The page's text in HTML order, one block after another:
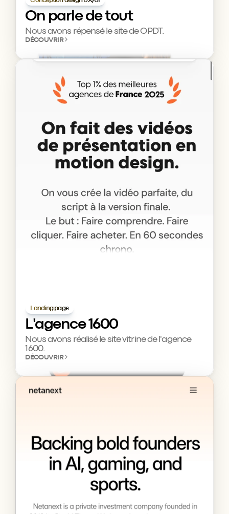
On parle de tout
Nous avons répensé le site de OPDT.
DÉCOUVRIR
L'agence 1600
Nous avons réalisé le site vitrine de l'agence
1600.
Landing page
DÉCOUVRIR